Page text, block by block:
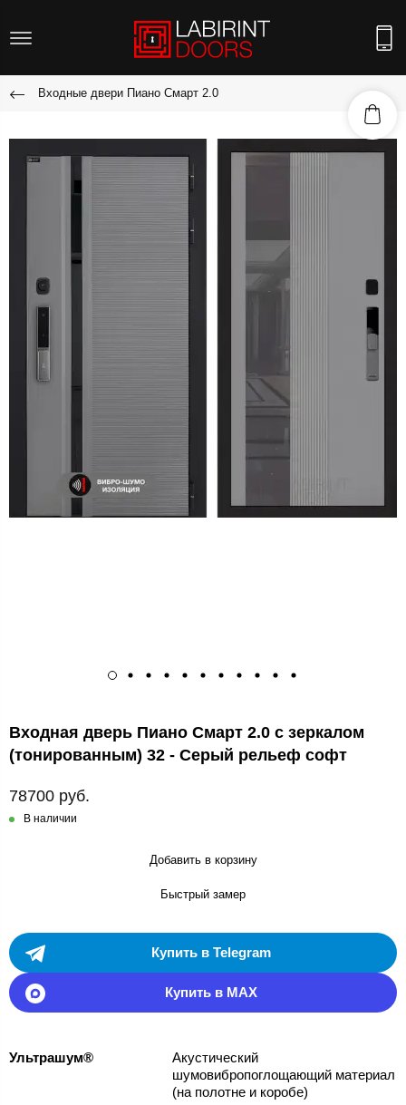
Входные двери Пиано Смарт 2.0
Входная дверь Пиано Смарт 2.0 с зеркалом
(тонированным) 32 - Серый рельеф софт
78700 руб.
В наличии
Добавить в корзину
Быстрый замер
Купить в Telegram
Купить в MAX
Ультрашум®
Акустический
шумовибропоглощающий материал
(на полотне и коробе)